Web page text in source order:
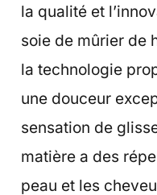
la qualité et
soie de mûrier de
la technologie
une douceur
sensation de
matière a des
peau et les